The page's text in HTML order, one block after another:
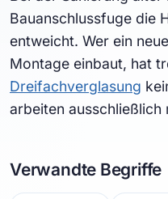
Bauanschlussfuge die
entweicht. Wer ein
Montage einbaut, hat
Dreifachverglasung
arbeiten ausschließlich
Verwandte Begriffe